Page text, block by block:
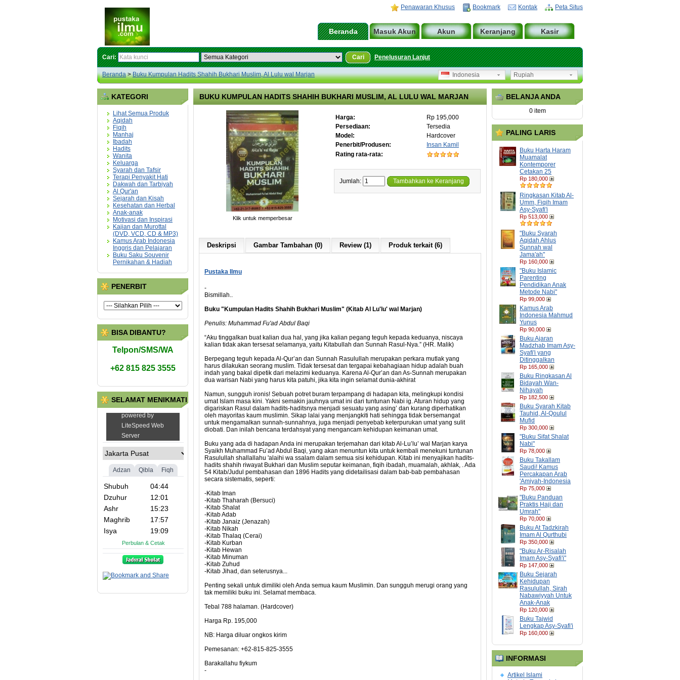
Penawaran Khusus Bookmark Kontak Peta Situs
Beranda Masuk Akun Akun Keranjang Kasir
Cari: Cari Penelusuran Lanjut
Beranda>Buku Kumpulan Hadits Shahih Bukhari Muslim, Al Lulu wal Marjan Rupiah
Indonesia
KATEGORI
Lihat Semua Produk
Aqidah
Fiqih
Manhaj
Ibadah
Hadits
Wanita
Keluarga
Syarah dan Tafsir
Terapi Penyakit Hati
Dakwah dan Tarbiyah
Al Qur'an
Sejarah dan Kisah
Kesehatan dan Herbal
Anak-anak
Motivasi dan Inspirasi
Kajian dan Murottal
(DVD, VCD, CD & MP3)
Kamus Arab Indonesia
Inggris dan Pelajaran
Buku Saku Souvenir
Pernikahan & Hadiah
PENERBIT
BISA DIBANTU?
Telpon/SMS/WA
+62 815 825 3555
SELAMAT MENIKMATI
BELANJA ANDA
0 item
PALING LARIS
Buku Harta Haram
Muamalat
Kontemporer
Cetakan 25
Rp 180,000
Ringkasan Kitab Al-
Umm, Fiqih Imam
Asy-Syafi'i
Rp 513,000
"Buku Syarah
Aqidah Ahlus
Sunnah wal
Jama'ah"
Rp 160,000
"Buku Islamic
Parenting
Pendidikan Anak
Metode Nabi"
Rp 99,000
Kamus Arab
Indonesia Mahmud
Yunus
Rp 90,000
Buku Ajaran
Madzhab Imam Asy-
Syafi'i yang
Ditinggalkan
Rp 165,000
Buku Ringkasan Al
Bidayah Wan-
Nihayah
Rp 182,500
Buku Syarah Kitab
Tauhid, Al-Qoulul
Mufid
Rp 300,000
"Buku Sifat Shalat
Nabi"
Rp 78,000
Buku Takallam
Saudi! Kamus
Percakapan Arab
'Amiyah-Indonesia
Rp 75,000
"Buku Panduan
Praktis Haji dan
Umrah"
Rp 70,000
Buku At Tadzkirah
Imam Al Qurthubi
Rp 350,000
"Buku Ar-Risalah
Imam Asy-Syafi'i"
Rp 147,000
Buku Sejarah
Kehidupan
Rasulullah, Sirah
Nabawiyyah Untuk
Anak-Anak
Rp 120,000
Buku Tajwid
Lengkap Asy-Syafi'i
Rp 160,000
INFORMASI
Artikel Islami
BUKU KUMPULAN HADITS SHAHIH BUKHARI MUSLIM, AL LULU WAL MARJAN
Klik untuk memperbesar
Harga:
Rp 195,000
Persediaan:
Tersedia
Model:
Hardcover
Penerbit/Produsen:
Insan Kamil
Rating rata-rata:
Jumlah: Tambahkan ke Keranjang
Deskripsi Gambar Tambahan (0) Review (1) Produk terkait (6)
Pustaka Ilmu
-
Bismillah..
Buku "Kumpulan Hadits Shahih Bukhari Muslim" (Kitab Al Lu'lu' wal Marjan)
Penulis: Muhammad Fu'ad Abdul Baqi
“Aku tinggalkan buat kalian dua hal, yang jika kalian pegang teguh kepada keduanya, niscaya
kalian tidak akan tersesat selamanya, yaitu Kitabullah dan Sunnah Rasul-Nya.” (HR. Malik)
Berpegang teguh kepada Al-Qur’an dan Sunnah Rasulullah merupakan perkara mutlak yang
harus dilakukan seorang muslim. Tidak tersesat dan tergapai kebahagiaan hidup adalah buah
indah yang bakal dipetik dari melazimi keduanya. Karena Al-Qur’an dan As-Sunnah merupakan
dua warisan Nabi yang harus kita patuhi, jika kita ingin selamat dunia-akhirat
Namun, sungguh ironis! Sebuah potret buram terpampang di hadapan kita, melingkupi kondisi
umat Islam masa kini. Yakni semakin jauhnya umat ini dari tuntunan Nabi ig. Aturan hidup yang
digariskan Rasul dalam hadits-haditsnya menjadi sesuatu yang asing’ dan kurang diperhatikan
oleh mayoritas kaum muslimin. Sikap lalai yang menjangkiti hati sehingga tidak bersemangat
untuk mengamalkan sunnah-sunnahnya, juga menjadi penyebab keterpurukan umat yang sulit
diobati. Dan inilah bencana terdahsyat yang mengancam kehidupan keimanan umat.
Buku yang ada di hadapan Anda ini merupakan terjemahan dari kitab Al-Lu’lu’ wal Marjan karya
Syaikh Muhammad Fu’ad Abdul Baqi, yang akan menuntun kita untuk kembali menekuni tuntunan
Rasulullah shallallahu 'alaihi wa ssalam dalam semua sisi kehidupan. Kitab ini menyajikan hadits-
hadits shahih riwayat Bukhari dan Muslim seputar keimanan, fiqih ibadah, muamalah, akhlak, . Ada
54 Kitab/Judul pembahasan dan 1896 Hadits yang didetailisasi dalam bab-bab pembahasan
secara sistematis, seperti:
-Kitab Iman
-Kitab Thaharah (Bersuci)
-Kitab Shalat
-Kitab Adab
-Kitab Janaiz (Jenazah)
-Kitab Nikah
-Kitab Thalaq (Cerai)
-Kitab Kurban
-Kitab Hewan
-Kitab Minuman
-Kitab Zuhud
-Kitab Jihad, dan seterusnya...
Penting sekali untuk dimiliki oleh Anda semua kaum Muslimin. Dan sungguh merugi orang yang
tak memiliki buku ini. Selamat membaca.
Tebal 788 halaman. (Hardcover)
Harga Rp. 195,000
NB: Harga diluar ongkos kirim
Pemesanan: +62-815-825-3555
Barakallahu fiykum
-